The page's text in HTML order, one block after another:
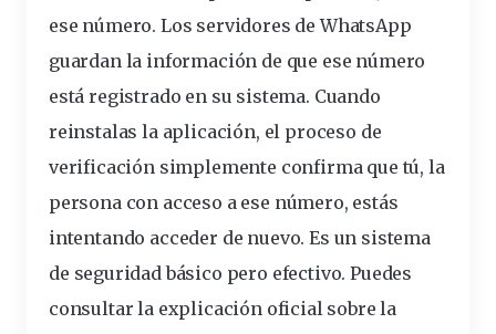
ese número. Los servidores de WhatsApp
guardan la información de que ese número
está registrado en su sistema. Cuando
reinstalas la aplicación, el proceso de
verificaciónsimplemente confirma que tú, la
persona con acceso a ese número, estás
intentando acceder de nuevo. Es un sistema
de seguridadbásico pero efectivo. Puedes
consultar la explicación oficialsobre la